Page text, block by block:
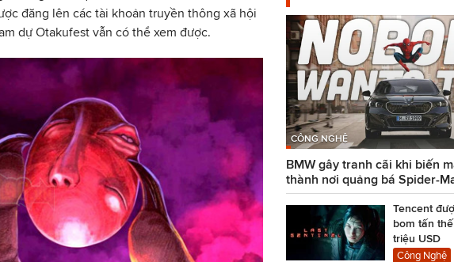
đăng lên các tài khoản truyền thông xã hội
dự Otakufest vẫn có thể xem được.
CÔNG NGHỆ
BMW gây tranh cãi khi biến
thành nơi quảng bá Spider-
Tencent
bom tấn
triệu USD
Công Nghệ